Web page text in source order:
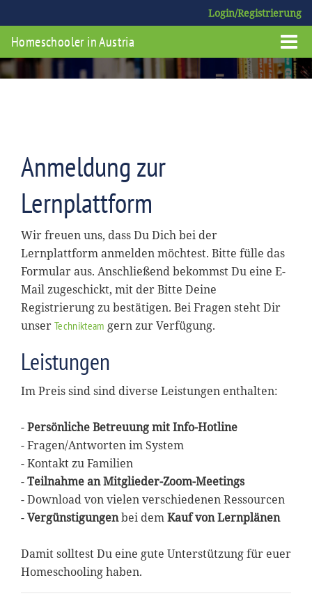
Login/Registrierung
Homeschooler in Austria
Anmeldung zur
Lernplattform
Wir freuen uns, dass Du Dich bei der
Lernplattform anmelden möchtest. Bitte fülle das
Formular aus. Anschließend bekommst Du eine E-
Mail zugeschickt, mit der Bitte Deine
Registrierung zu bestätigen. Bei Fragen steht Dir
unser Technikteam gern zur Verfügung.
Leistungen
Im Preis sind sind diverse Leistungen enthalten:
-Persönliche Betreuung mit Info-Hotline
- Fragen/Antworten im System
- Kontakt zu Familien
-Teilnahme an Mitglieder-Zoom-Meetings
- Download von vielen verschiedenen Ressourcen
-Vergünstigungenbei demKauf von Lernplänen
Damit solltest Du eine gute Unterstützung für euer
Homeschooling haben.